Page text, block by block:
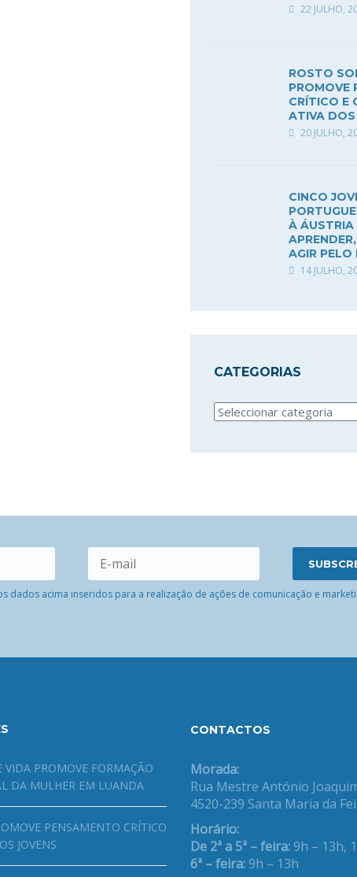
22 JULHO,
ROSTO
PROMOVE
CRÍTICO E
ATIVA DOS
20 JULHO,
CINCO
À ÁUSTRIA
AGIR
14 JULHO,
CATEGORIAS
Categorias
dados acima inseridos para a realização de ações de comunicação e
VIDA PROMOVE FORMAÇÃO
DA MULHER EM LUANDA
PENSAMENTO CRÍTICO
JOVENS
CONTACTOS
Morada:
Rua Mestre António
4520-239 Santa Maria da
Horário:
De 2ª a 5ª – feira: 9h – 13h,
6ª – feira: 9h – 13h